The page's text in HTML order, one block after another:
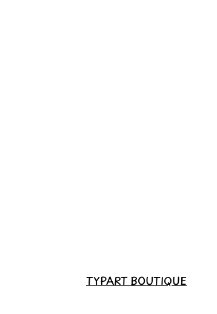
TYPART BOUTIQUE